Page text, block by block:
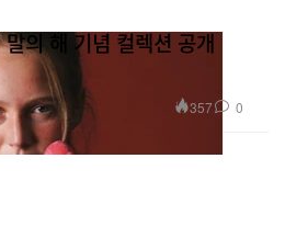
말의 해 기념 컬렉션 공개
357 0